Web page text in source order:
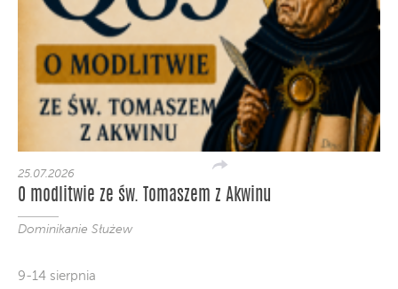
25.07.2026
O modlitwie ze św. Tomaszem z Akwinu
Dominikanie Służew
9-14 sierpnia